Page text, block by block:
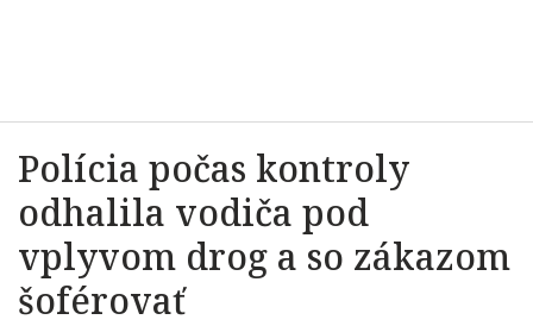
Polícia počas kontroly
odhalila vodiča pod
vplyvom drog a so zákazom
šoférovať